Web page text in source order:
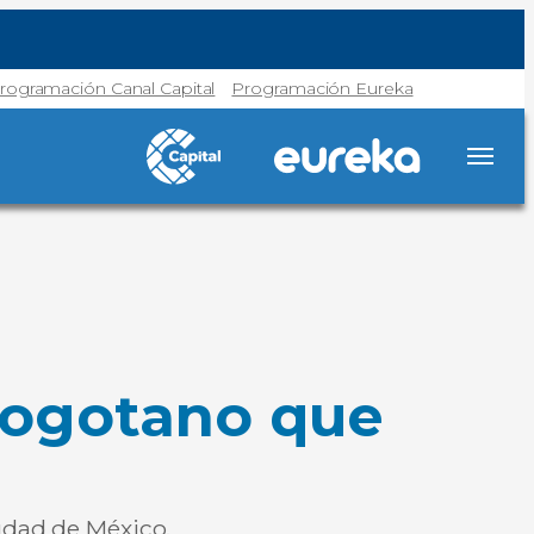
Canal Capital Programación Eureka
que
de México.